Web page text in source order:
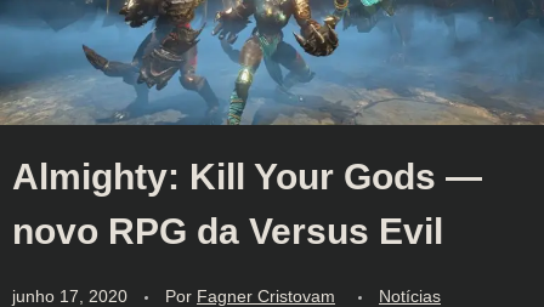
Almighty: Kill Your Gods —
novo RPG da Versus Evil
junho 17, 2020 Por Fagner Cristovam Notícias